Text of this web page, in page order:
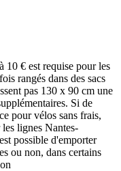
10 € est requise pour les
rangés dans des sacs
pas 130 x 90 cm une
Si de
pour vélos sans frais,
lignes Nantes-
possible d'emporter
ou non, dans certains